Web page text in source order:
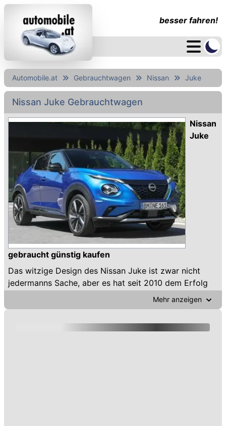
besser fahren!
Automobile.at Gebrauchtwagen Nissan Juke
Nissan Juke Gebrauchtwagen
Nissan
Juke
gebraucht günstig kaufen
Das witzige Design des Nissan Juke ist zwar nicht
jedermanns Sache, aber es hat seit 2010 dem Erfolg
des kompakten SUVs aus Japan keinen Abbruch
getan: Denn die Unverwechselbarkeit des Juke macht
auch in der 2. Generation seit 2019!
Mehr anzeigen